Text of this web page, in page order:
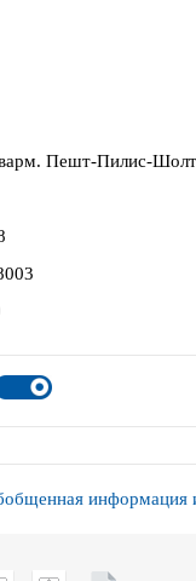
Пешт-Пилис-
информация